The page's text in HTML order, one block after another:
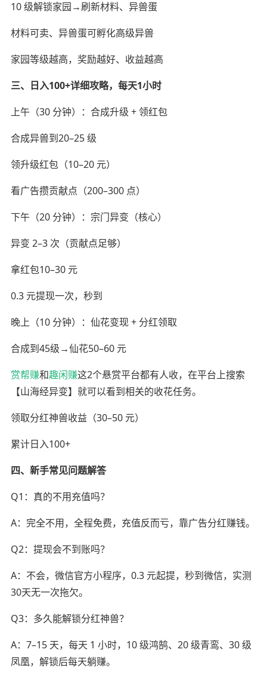
10 级解锁家园→刷新材料、异兽蛋
材料可卖、异兽蛋可孵化高级异兽
家园等级越高，奖励越好、收益越高
三、日入100+详细攻略，每天1小时
上午（30 分钟）：合成升级 + 领红包
合成异兽到20–25 级
领升级红包（10–20 元）
看广告攒贡献点（200–300 点）
下午（20 分钟）：宗门异变（核心）
异变 2–3 次（贡献点足够）
拿红包10–30 元
0.3 元提现一次，秒到
晚上（10 分钟）：仙花变现 + 分红领取
合成到45级→仙花50–60 元
赏帮赚和趣闲赚这2个悬赏平台都有人收，在平台上搜索
【山海经异变】就可以看到相关的收花任务。
领取分红神兽收益（30–50 元）
累计日入100+
四、新手常见问题解答
Q1：真的不用充值吗？
A：完全不用，全程免费，充值反而亏，靠广告分红赚钱。
Q2：提现会不到账吗？
A：不会，微信官方小程序，0.3 元起提，秒到微信，实测
30天无一次拖欠。
Q3：多久能解锁分红神兽？
A：7–15 天，每天 1 小时，10 级鸿鹄、20 级青鸾、30 级
凤凰，解锁后每天躺赚。